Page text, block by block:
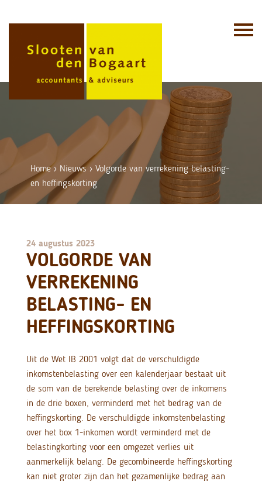
Home› Nieuws›Volgorde van verrekening belasting-
en heffingskorting
24 augustus 2023
VOLGORDE VAN
VERREKENING
BELASTING- EN
HEFFINGSKORTING
Uit de Wet IB 2001 volgt dat de verschuldigde
inkomstenbelasting over een kalenderjaar bestaat uit
de som van de berekende belasting over de inkomens
in de drie boxen, verminderd met het bedrag van de
heffingskorting. De verschuldigde inkomstenbelasting
over het box 1-inkomen wordt verminderd met de
belastingkorting voor een omgezet verlies uit
aanmerkelijk belang. De gecombineerde heffingskorting
kan niet groter zijn dan het gezamenlijke bedrag aan